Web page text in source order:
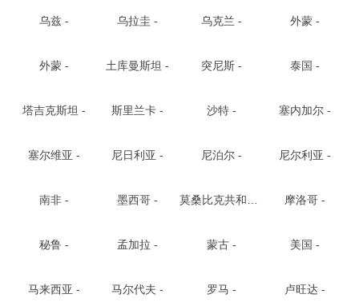
乌兹 - 乌拉圭 - 乌克兰 - 外蒙 -
外蒙 - 土库曼斯坦 - 突尼斯 - 泰国 -
塔吉克斯坦 - 斯里兰卡 - 沙特 - 塞内加尔 -
塞尔维亚 - 尼日利亚 - 尼泊尔 - 尼尔利亚 -
南非 - 墨西哥 - 莫桑比克共和国纳卡拉市 - 摩洛哥 -
秘鲁 - 孟加拉 - 蒙古 - 美国 -
马来西亚 - 马尔代夫 - 罗马 - 卢旺达 -